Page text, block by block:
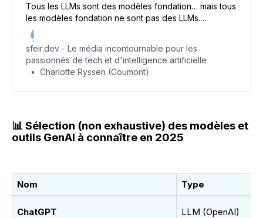
Tous les LLMs sont des modèles fondation… mais tous
les modèles fondation ne sont pas des LLMs.
Décryptage d’une confusion fréquente, et pourtant
essentielle, pour bien comprendre les rouages de l’IA
moderne.
sfeir.dev - Le média incontournable pour les
passionnés de tech et d'intelligence artificielle
Charlotte Ryssen (Coumont)
📊Sélection (non exhaustive) des modèles et
outils GenAI à connaître en 2025
Nom Type
ChatGPT LLM (OpenAI)